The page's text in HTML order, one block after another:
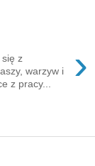
›
się z
warzyw i
z pracy...